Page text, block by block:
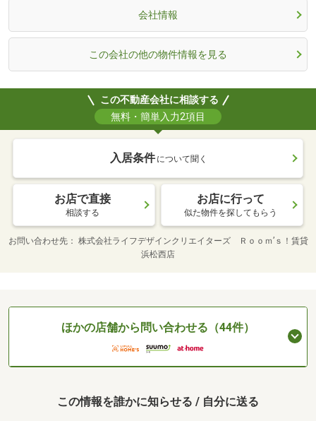
会社情報
この会社の他の物件情報を見る
この不動産会社に相談する
無料・簡単入力2項目
入居条件 について聞く
お店で直接
相談する
お店に行って
似た物件を探してもらう
お問い合わせ先
株式会社ライフデザインクリエイターズ Ｒｏｏｍ’ｓ！賃貸
浜松西店
ほかの店舗から問い合わせる（44件）
この情報を誰かに知らせる / 自分に送る